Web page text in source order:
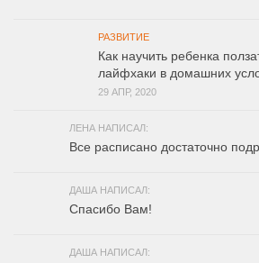
РАЗВИТИЕ
Как научить ребенка
лайфхаки в домашних
29 АПР, 2020
ЛЕНА НАПИСАЛ:
Все расписано достаточно
ДАША НАПИСАЛ:
Спасибо Вам!
ДАША НАПИСАЛ: